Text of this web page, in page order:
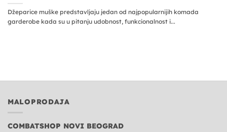
Džeparice muške predstavljaju jedan od najpopularnijih komada
garderobe kada su u pitanju udobnost, funkcionalnost i...
MALOPRODAJA
COMBATSHOP NOVI BEOGRAD